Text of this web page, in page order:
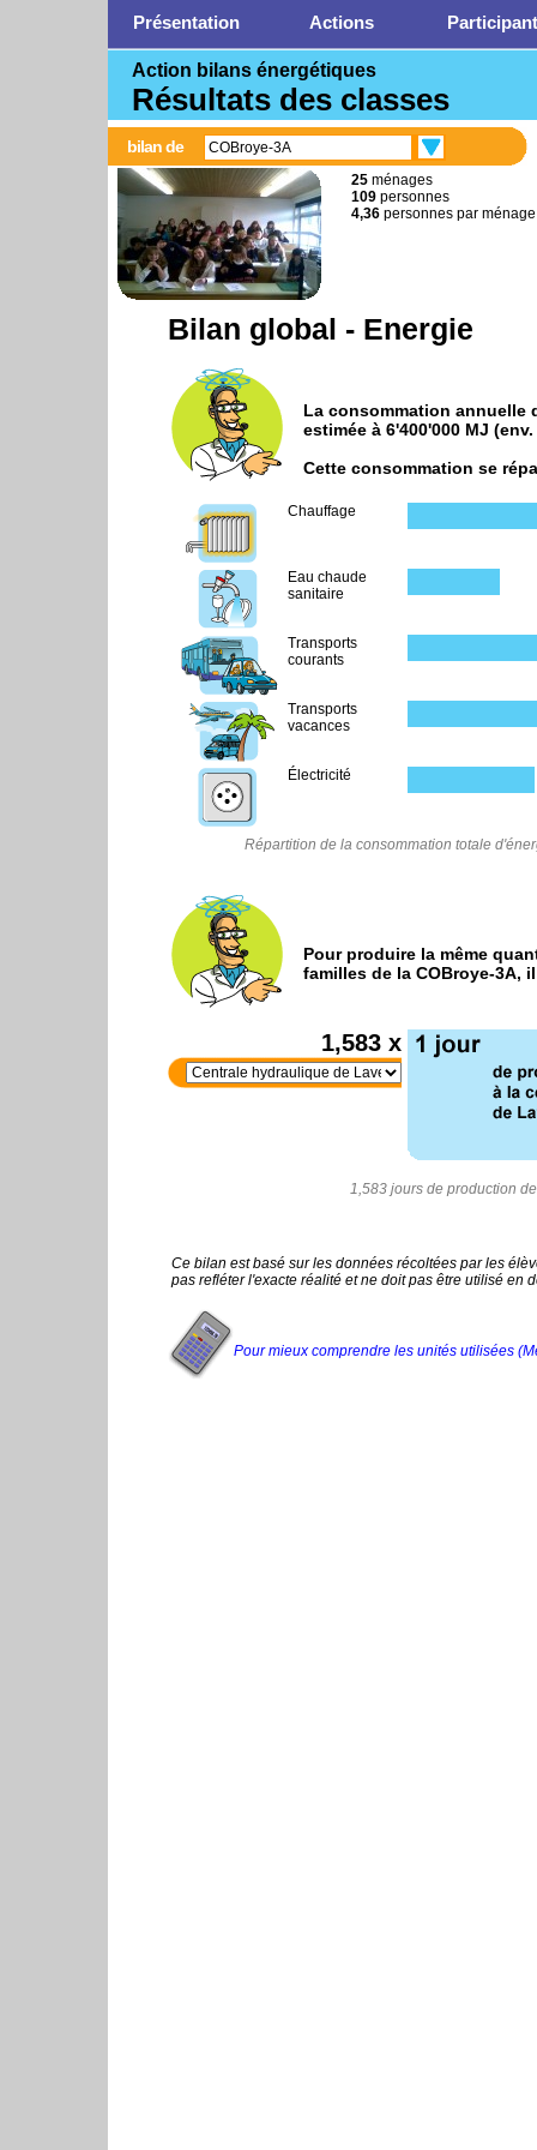
Présentation Actions
Action bilans énergétiques
Résultats des classes
bilan de
COBroye-3A
25 ménages
109 personnes
4,36 personnes par ménage
Bilan global - Energie
La consommation annuelle
estimée à 6'400'000 MJ
Cette consommation se
Chauffage
Eau chaude
sanitaire
Transports
courants
Transports
vacances
Électricité
Répartition de la consommation totale
Pour produire la même
familles de la COBroye-3A,
1,583 x
1,583 jours de production
Ce bilan est basé sur les données récoltées par les
pas refléter l'exacte réalité et ne doit pas être utilisé en
Pour mieux comprendre les unités utilisées